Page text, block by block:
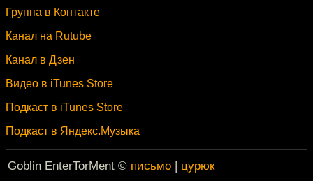
Группа в Контакте
Канал на Rutube
Канал в Дзен
Видео в iTunes Store
Подкаст в iTunes Store
Подкаст в Яндекс.Музыка
Goblin EnterTorMent © письмо | цурюк